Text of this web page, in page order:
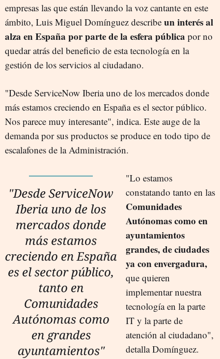
empresas las que están llevando la voz cantante en este
ámbito, Luis Miguel Domínguez describe un interés al
alza en España por parte de la esfera pública por no
quedar atrás del beneficio de esta tecnología en la
gestión de los servicios al ciudadano.
"Desde ServiceNow Iberia uno de los mercados donde
más estamos creciendo en España es el sector público.
Nos parece muy interesante", indica. Este auge de la
demanda por sus productos se produce en todo tipo de
escalafones de la Administración.
"Desde ServiceNow
Iberia uno de los
mercados donde
más estamos
creciendo en España
es el sector público,
tanto en
Comunidades
Autónomas como
en grandes
ayuntamientos"
"Lo estamos
constatando tanto en las
Comunidades
Autónomas como en
ayuntamientos
grandes, de ciudades
ya con envergadura,
que quieren
implementar nuestra
tecnología en la parte
IT y la parte de
atención al ciudadano",
detalla Domínguez.